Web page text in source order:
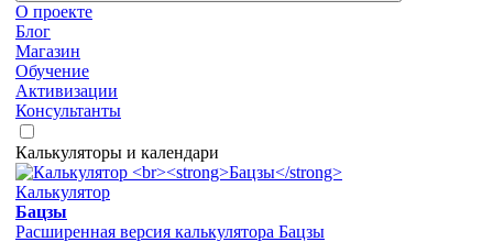
О проекте
Блог
Магазин
Обучение
Активизации
Консультанты
Калькуляторы и календари
Калькулятор
Бацзы
Расширенная версия калькулятора Бацзы